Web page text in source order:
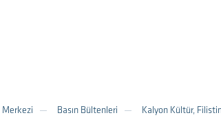
Merkezi Basın Bültenleri Kalyon Kültür,